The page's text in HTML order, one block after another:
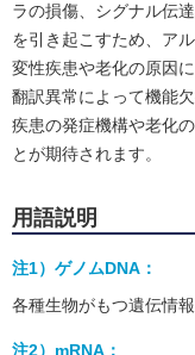
ラの損傷、シグナル伝
を引き起こすため、ア
変性疾患や老化の原因
翻訳異常によって機能
疾患の発症機構や老化
とが期待されます。
用語説明
注1）ゲノムDNA：
各種生物がもつ遺伝情
注2）mRNA：